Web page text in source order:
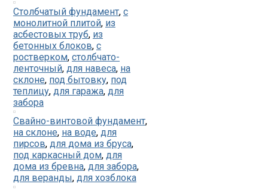
Столбчатый фундамент, с
монолитной плитой, из
асбестовых труб, из
бетонных блоков, с
ростверком, столбчато-
ленточный, для навеса, на
склоне, под бытовку, под
теплицу, для гаража, для
забора
Свайно-винтовой фундамент,
на склоне, на воде, для
пирсов, для дома из бруса,
под каркасный дом, для
дома из бревна, для забора,
для веранды, для хозблока